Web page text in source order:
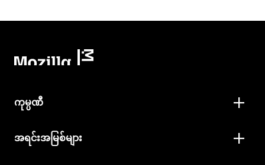
ကုမ္ပဏီ
အရင်းအမြစ်များ